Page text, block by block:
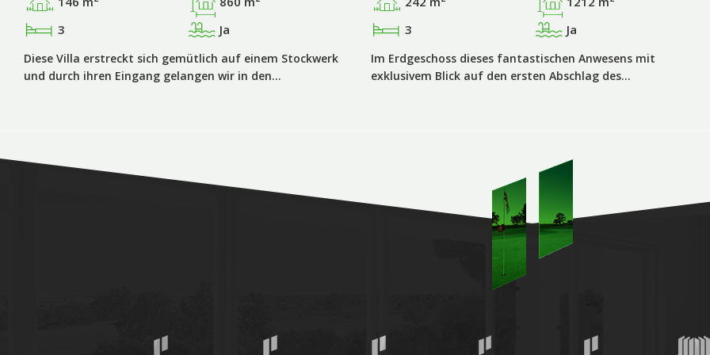
3 Ja
Diese Villa erstreckt sich gemütlich auf einem Stockwerk
und durch ihren Eingang gelangen wir in den…
3 Ja
Im Erdgeschoss dieses fantastischen Anwesens mit
exklusivem Blick auf den ersten Abschlag des…